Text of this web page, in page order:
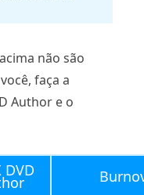
não são
faça a
Author e o
DVD